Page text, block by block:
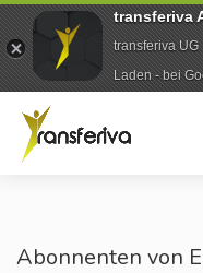
Abonnenten von
transferiva
transferiva UG
Laden - bei